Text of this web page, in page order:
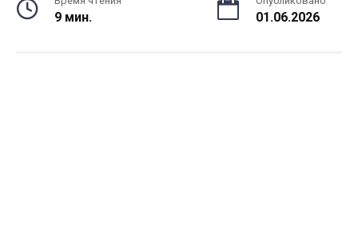
9 мин. 01.06.2026